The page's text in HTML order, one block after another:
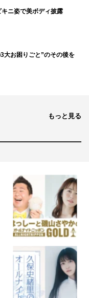
＞
ニ姿で美ボディ披露
大お困りごと”のその後を
もっと見る